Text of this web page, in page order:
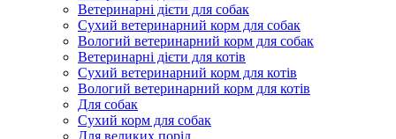
Ветеринарні дієти для собак
Сухий ветеринарний корм для собак
Вологий ветеринарний корм для собак
Ветеринарні дієти для котів
Сухий ветеринарний корм для котів
Вологий ветеринарний корм для котів
Для собак
Сухий корм для собак
Для великих порід